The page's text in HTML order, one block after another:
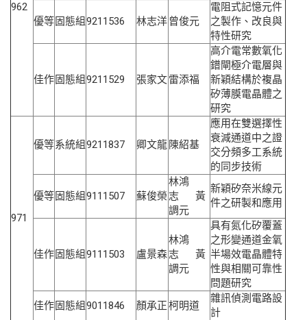
962
優等 固態組9211536 林志洋 曾俊元
電阻式記憶元件
之製作、改良與
特性研究
佳作 固態組9211529 張家文雷添福
高介電常數氧化
鐠閘極介電層與
新穎結構於複晶
矽薄膜電晶體之
研究
971
優等系統組9211837 卿文龍 陳紹基
應用在雙選擇性
衰減通道中之證
交分頻多工系統
的同步技術
優等 固態組9111507 蘇俊榮
林鴻
志 黃
調元
新穎矽奈米線元
件之研製和應用
佳作 固態組9111503 盧景森
林鴻
志 黃
調元
具有氮化矽覆蓋
之形變通道金氧
半場效電晶體特
性與相關可靠性
問題研究
佳作 固態組9011846 顏承正柯明道
雜訊偵測電路設
計